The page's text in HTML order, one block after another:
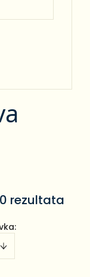
rezultata